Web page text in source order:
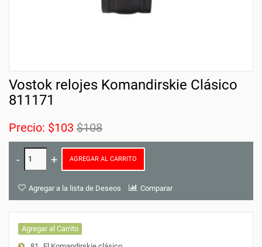
Vostok relojes Komandirskie Clásico
811171
Precio: $103 $108
AGREGAR AL CARRITO
Agregar a la lista de Deseos Comparar
Agregar al Carrito